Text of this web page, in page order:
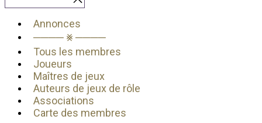
Annonces
──── ⨳ ────
Tous les membres
Joueurs
Maîtres de jeux
Auteurs de jeux de rôle
Associations
Carte des membres